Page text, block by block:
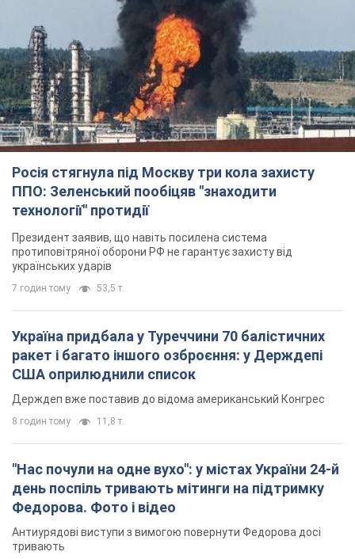
Росія стягнула під Москву три кола захисту
ППО: Зеленський пообіцяв "знаходити
технології" протидії
Президент заявив, що навіть посилена система
протиповітряної оборони РФ не гарантує захисту від
українських ударів
7 годин тому 53,5 т.
Україна придбала у Туреччини 70 балістичних
ракет і багато іншого озброєння: у Держдепі
США оприлюднили список
Держдеп вже поставив до відома американський Конгрес
8 годин тому 11,8 т.
"Нас почули на одне вухо": у містах України 24-й
день поспіль тривають мітинги на підтримку
Федорова. Фото і відео
Антиурядові виступи з вимогою повернути Федорова досі
тривають